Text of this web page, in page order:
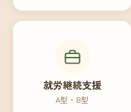
就労継続支援
A型・B型